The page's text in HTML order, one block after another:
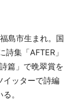
島市生まれ。国
集「AFTER」
篇」で晩翠賞を
イッターで詩編
。